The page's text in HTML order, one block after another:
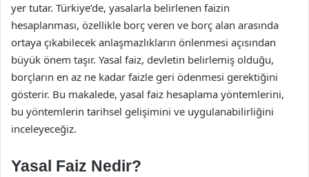
yer tutar. Türkiye’de, yasalarla belirlenen faizin
hesaplanması, özellikle borç veren ve borç alan arasında
ortaya çıkabilecek anlaşmazlıkların önlenmesi açısından
büyük önem taşır. Yasal faiz, devletin belirlemiş olduğu,
borçların en az ne kadar faizle geri ödenmesi gerektiğini
gösterir. Bu makalede, yasal faiz hesaplama yöntemlerini,
bu yöntemlerin tarihsel gelişimini ve uygulanabilirliğini
inceleyeceğiz.
Yasal Faiz Nedir?